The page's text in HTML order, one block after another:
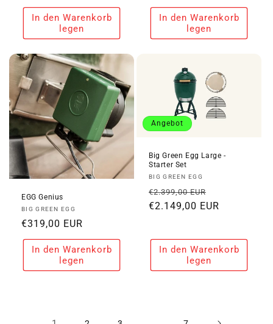
In den Warenkorb
legen
Preis
In den Warenkorb
legen
EGG Genius
Anbieter:
BIG GREEN EGG
Normaler
Preis
€319,00 EUR
In den Warenkorb
legen
Angebot
Big Green Egg Large -
Starter Set
Anbieter:
BIG GREEN EGG
Normaler
Preis
€2.399,00 EUR
€2.149,00 EUR
In den Warenkorb
legen